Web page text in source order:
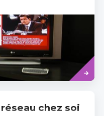
Read
more
chez soi